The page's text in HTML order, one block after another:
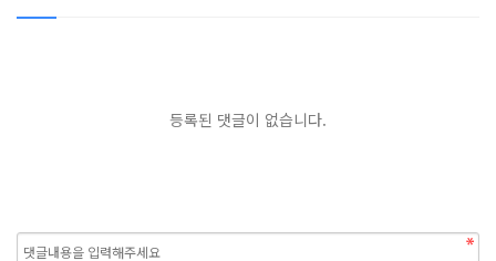
등록된 댓글이 없습니다.